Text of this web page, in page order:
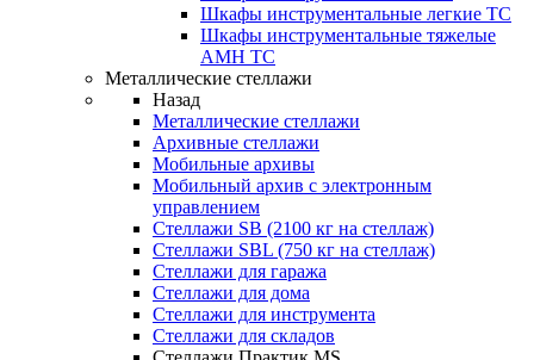
Шкафы инструментальные легкие ТС
Шкафы инструментальные тяжелые
AMH TC
Металлические стеллажи
Назад
Металлические стеллажи
Архивные стеллажи
Мобильные архивы
Мобильный архив с электронным
управлением
Стеллажи SB (2100 кг на стеллаж)
Стеллажи SBL (750 кг на стеллаж)
Стеллажи для гаража
Стеллажи для дома
Стеллажи для инструмента
Стеллажи для складов